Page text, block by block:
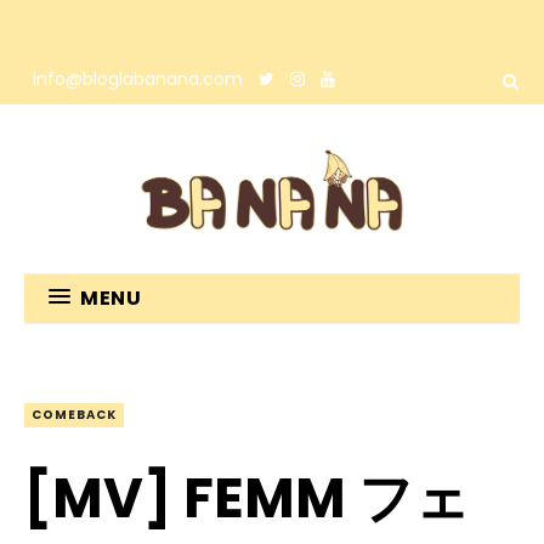
info@bloglabanana.com
MENU
COMEBACK
[MV] FEMM フェ